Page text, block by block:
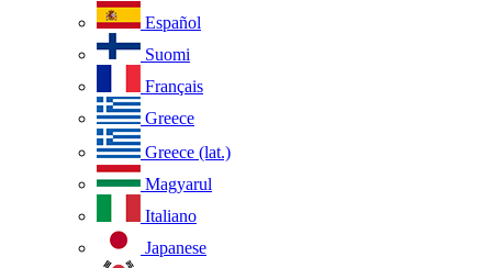
Español
Suomi
Français
Greece
Greece (lat.)
Magyarul
Italiano
Japanese